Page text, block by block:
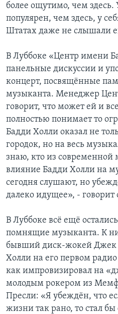
более ощутимо, чем здесь.
популярен, чем здесь, у
Штатах даже не слышали
В Луббоке «Центр имени
панельные дискуссии и
концерт, посвящённые
музыканта. Менеджер
говорит, что может ей и
полностью понимает то
Бадди Холли оказал не
городок, но на весь
знаю, кто из современной
влияние Бадди Холли на
сегодня слушают, но
далеко идущее», - говорит
В Луббоке всё ещё
помнящие музыканта. К
бывший диск-жокей Джек
Холли на его первом
как импровизировал на
молодым рокером из
Пресли: «Я убеждён, что
жизни так рано, то стал